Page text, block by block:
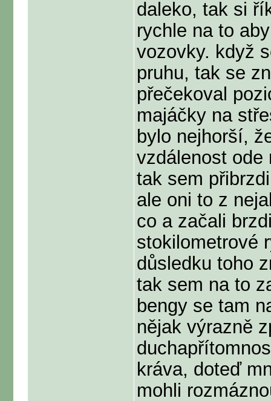
daleko, tak si
rychle na to
vozovky. když
pruhu, tak se
přečekoval
majáčky na
bylo nejhorší,
vzdálenost ode
tak sem
ale oni to z
co a začali
stokilometrové
důsledku toho
tak sem na to
bengy se tam
nějak výrazně
kráva, doteď
mohli